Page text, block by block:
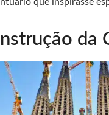
da